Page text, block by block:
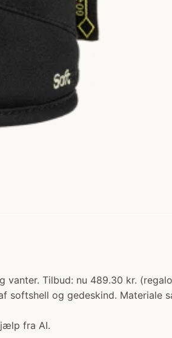
vanter. Tilbud: nu 489.30 kr.
og gedeskind. Materiale
fra AI.